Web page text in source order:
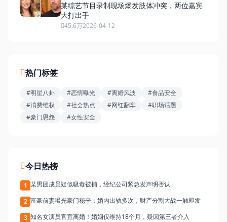
某综艺节目录制现场爆发肢体冲突，两位嘉宾
大打出手
45.6万2026-04-12
热门标签
#明星八卦 #恋情曝光 #离婚风波
#食品安全
#消费维权
#社会热点 #网红翻车
#职场话题
#豪门恩怨
#女性安全
今日热榜
1 某男团成员疑似吸毒被捕，经纪公司紧急发声明否认
2 富豪前妻曝光豪门秘辛：婚内出轨多次，财产分割大战一触即发
3 知名女演员官宣离婚！婚姻仅维持18个月，疑因第三者介入